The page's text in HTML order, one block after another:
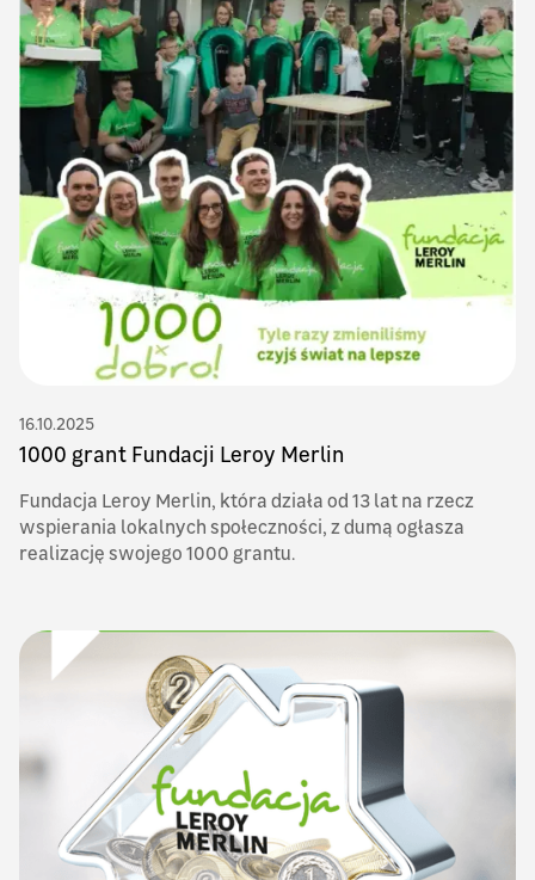
16.10.2025
1000 grant Fundacji Leroy Merlin
Fundacja Leroy Merlin, która działa od 13 lat na rzecz
wspierania lokalnych społeczności, z dumą ogłasza
realizację swojego 1000 grantu.